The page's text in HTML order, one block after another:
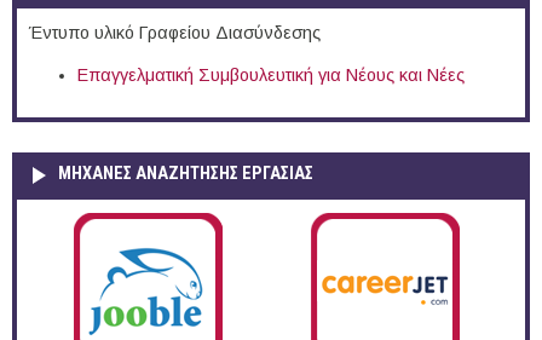
Έντυπο υλικό Γραφείου Διασύνδεσης
Επαγγελματική Συμβουλευτική για Νέους και Νέες
ΜΗΧΑΝΕΣ ΑΝΑΖΗΤΗΣΗΣ ΕΡΓΑΣΙΑΣ